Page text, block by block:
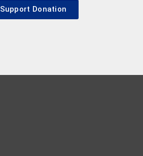
Support Donation